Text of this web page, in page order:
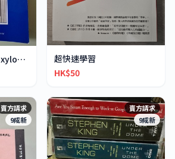
Modern school for xylophone marimba vibraphone
超快速學習
HK$50
賣方請求
9成新
賣方請求
9成新